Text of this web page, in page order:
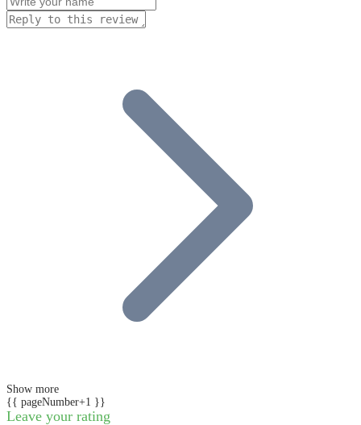
Show more
{{ pageNumber+1 }}
Leave your rating